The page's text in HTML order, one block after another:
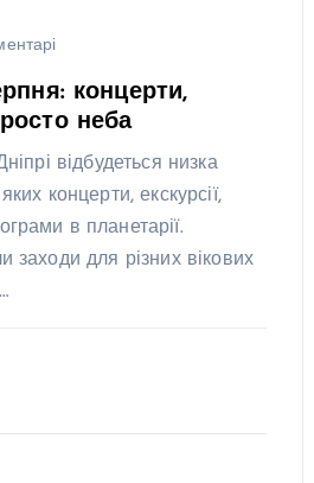
концерти,
неба
відбудеться низка
концерти, екскурсії,
в планетарії.
заходи для різних вікових